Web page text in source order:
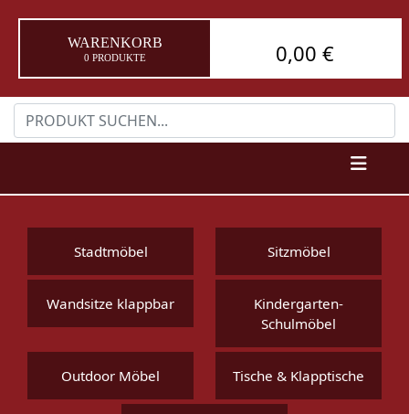
WARENKORB
0 PRODUKTE 0,00 €
Stadtmöbel Sitzmöbel
Wandsitze klappbar
Kindergarten-
Schulmöbel
Outdoor Möbel Tische & Klapptische